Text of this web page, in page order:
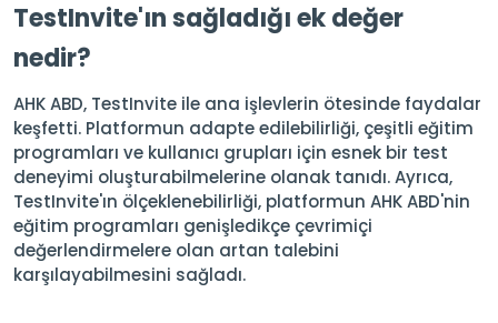
TestInvite'ın sağladığı ek değer
nedir?
AHK ABD, TestInvite ile ana işlevlerin ötesinde faydalar
keşfetti. Platformun adapte edilebilirliği, çeşitli eğitim
programları ve kullanıcı grupları için esnek bir test
deneyimi oluşturabilmelerine olanak tanıdı. Ayrıca,
TestInvite'ın ölçeklenebilirliği, platformun AHK ABD'nin
eğitim programları genişledikçe çevrimiçi
değerlendirmelere olan artan talebini
karşılayabilmesini sağladı.